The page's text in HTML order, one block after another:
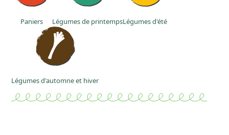
Paniers Légumes de printempsLégumes d'été
Légumes d'automne et hiver